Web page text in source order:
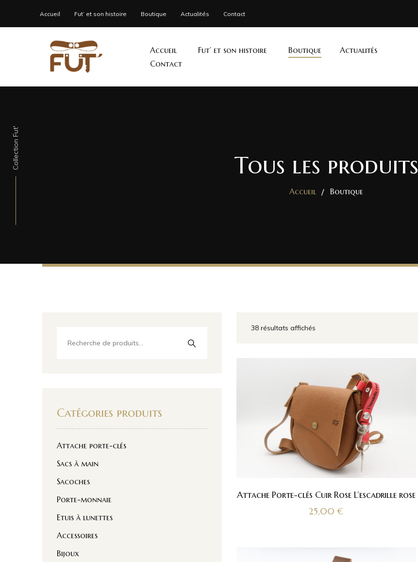
Accueil Fut’ et son histoire Boutique Actualités Contact
Accueil Fut’ et son histoire Boutique
Actualités
Contact
Tous les produits
Accueil Boutique
Collection Fut'
38 résultats affichés
Attache Porte-clés Cuir Rose L’escadrille rose
25,00 €
Catégories produits
Attache porte-clés
Sacs à main
Sacoches
Porte-monnaie
Etuis à lunettes
Accessoires
Bijoux